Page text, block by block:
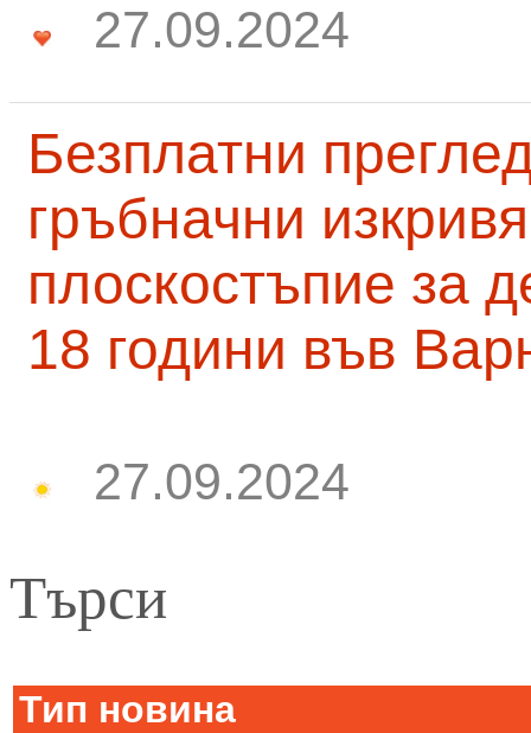
27.09.2024
Безплатни
гръбначни
плоскостъпие за
18 години във
27.09.2024
Търси
Тип новина